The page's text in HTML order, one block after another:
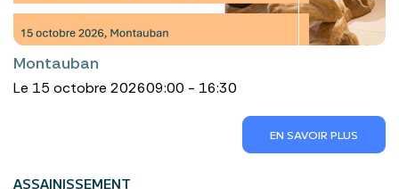
Montauban
Le 15 octobre 202609:00 - 16:30
EN SAVOIR PLUS
ASSAINISSEMENT